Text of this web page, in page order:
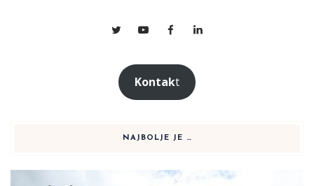
Kontakt
NAJBOLJE JE …